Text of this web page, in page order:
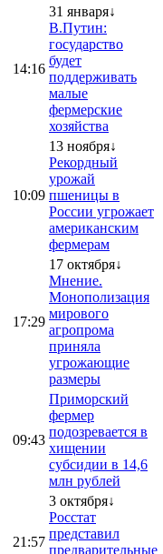
14:16
31 января↓
В.Путин:
государство
будет
поддерживать
малые
фермерские
хозяйства
10:09
13 ноября↓
Рекордный
урожай
пшеницы в
России угрожает
американским
фермерам
17:29
17 октября↓
Мнение.
Монополизация
мирового
агропрома
приняла
угрожающие
размеры
09:43
Приморский
фермер
подозревается в
хищении
субсидии в 14,6
млн рублей
21:57
3 октября↓
Росстат
представил
предварительные